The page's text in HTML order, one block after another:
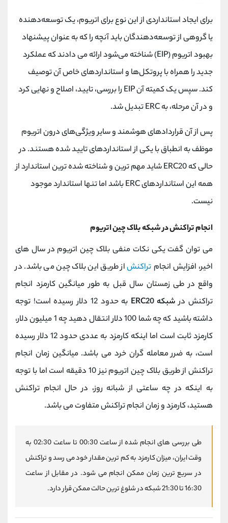
برای ایجاد استانداردی از این نوع برای اتریوم، یک توسعه‌دهنده
یا گروهی از توسعه‌دهندگان باید آنچه را که به عنوان پیشنهاد
بهبود اتریوم (EIP) شناخته می‌شود ارائه می دادند که عملکرد
جدید را همراه با پروتکل‌ها و استانداردهای خاص آن توصیف
کند. سپس یک کمیته آن EIP را بررسی، تایید، اصلاح و نهایی کرد
و در آن مرحله، به ERC تبدیل شد.
پس از آن قراردادهای هوشمند و سایر ویژگی‌های درون اتریوم
موظف به انطباق با یکی از استانداردهای تایید شده هستند. در
حالی که ERC20 شاید مهم ترین و شناخته شده ترین استاندارد از
همه این استانداردهای ERC باشد اما تنها استاندارد موجود
نیست.
انجام تراکنش در شبکه بلاک چین اتریوم
می توان گفت یکی نکات منفی بلاک چین اتریوم در سال های
اخیر، افزایش انجام تراکنشاز طریق این بلاک چین می باشد. در
واقع در طی زمستان سال قبل به طور میانگین کارمزد انجام
تراکنش درشبکه ERC20
به حدود 12 دلار رسیده است! توجه
داشته باشید که چه شما 100 دلار انتقال دهید چه 1 میلیون دلار،
کارمزد ثابت است اما اینکه کارمزد به عددی حدود 12 دلار رسیده
است، به ضرر معامله گران خرد می باشد. میانگین زمان انجام
تراکنش از طریق بلاک چین اتریوم نیز 10 دقیقه است اما با توجه
به اینکه در چه ساعتی از شبانه روز، در حال انجام تراکنش
هستید، کارمزد و زمان انجام تراکنش متفاوت می باشد.
طی بررسی های انجام شده از ساعت 00:30 تا ساعت 02:30 به
وقت ایران، میزان کارمزد به کم ترین مقدار خود می رسد و تراکنش
در سریع ترین زمان ممکن انجام می شود. در مقابل از ساعت
16:30 تا 21:30 شبکه در شلوغ ترین حالت ممکن قرار دارد.